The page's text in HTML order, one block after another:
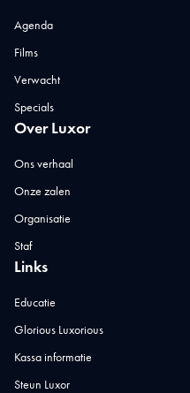
Agenda
Films
Verwacht
Specials
Over Luxor
Ons verhaal
Onze zalen
Organisatie
Staf
Links
Educatie
Glorious Luxorious
Kassa informatie
Steun Luxor